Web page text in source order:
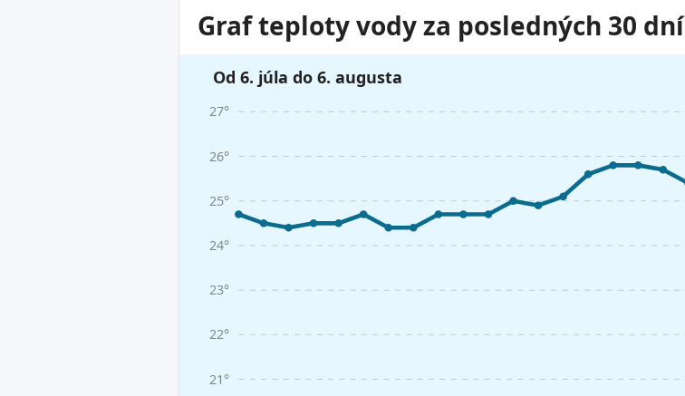
Graf teploty vody za posledných 30 dní
Od 6. júla do 6. augusta
21°
22°
23°
24°
25°
26°
27°